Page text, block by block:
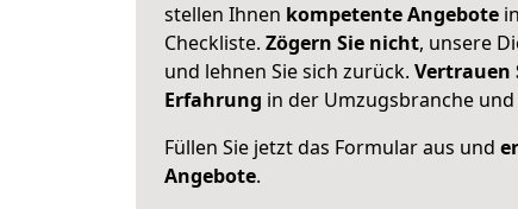
stellen Ihnen kompetente Angebote
Checkliste. Zögern Sie nicht, unsere
und lehnen Sie sich zurück. Vertrauen
Erfahrung in der Umzugsbranche
Füllen Sie jetzt das Formular aus und
Angebote.